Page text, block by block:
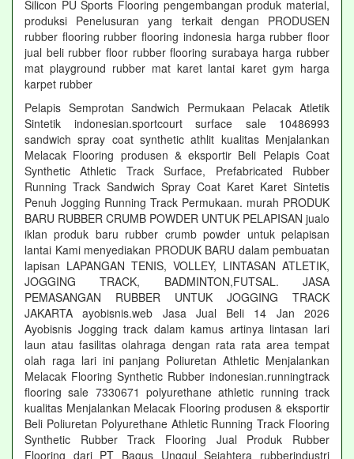
Silicon PU Sports Flooring pengembangan produk material,
produksi Penelusuran yang terkait dengan PRODUSEN
rubber flooring rubber flooring indonesia harga rubber floor
jual beli rubber floor rubber flooring surabaya harga rubber
mat playground rubber mat karet lantai karet gym harga
karpet rubber
Pelapis Semprotan Sandwich Permukaan Pelacak Atletik
Sintetik indonesian.sportcourt surface sale 10486993
sandwich spray coat synthetic athlit kualitas Menjalankan
Melacak Flooring produsen & eksportir Beli Pelapis Coat
Synthetic Athletic Track Surface, Prefabricated Rubber
Running Track Sandwich Spray Coat Karet Karet Sintetis
Penuh Jogging Running Track Permukaan. murah PRODUK
BARU RUBBER CRUMB POWDER UNTUK PELAPISAN jualo
iklan produk baru rubber crumb powder untuk pelapisan
lantai Kami menyediakan PRODUK BARU dalam pembuatan
lapisan LAPANGAN TENIS, VOLLEY, LINTASAN ATLETIK,
JOGGING TRACK, BADMINTON,FUTSAL. JASA
PEMASANGAN RUBBER UNTUK JOGGING TRACK
JAKARTA ayobisnis.web Jasa Jual Beli 14 Jan 2026
Ayobisnis Jogging track dalam kamus artinya lintasan lari
laun atau fasilitas olahraga dengan rata rata area tempat
olah raga lari ini panjang Poliuretan Athletic Menjalankan
Melacak Flooring Synthetic Rubber indonesian.runningtrack
flooring sale 7330671 polyurethane athletic running track
kualitas Menjalankan Melacak Flooring produsen & eksportir
Beli Poliuretan Polyurethane Athletic Running Track Flooring
Synthetic Rubber Track Flooring Jual Produk Rubber
Flooring dari PT Bagus Unggul Sejahtera rubberindustri